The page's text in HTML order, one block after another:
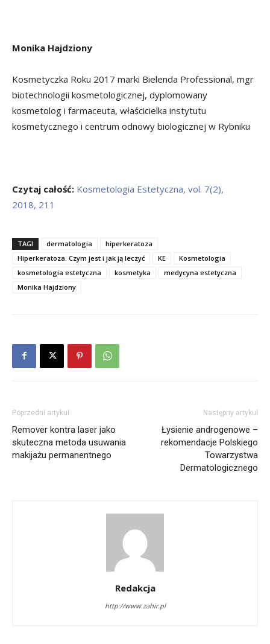
Monika Hajdziony
Kosmetyczka Roku 2017 marki Bielenda Professional, mgr
biotechnologii kosmetologicznej, dyplomowany
kosmetolog i farmaceuta, właścicielka instytutu
kosmetycznego i centrum odnowy biologicznej w Rybniku
Czytaj całość: Kosmetologia Estetyczna, vol. 7(2),
2018, 211
TAGI dermatologia
hiperkeratoza
Hiperkeratoza. Czym jest i jak ją leczyć
KE
Kosmetologia
kosmetologia estetyczna
kosmetyka
medycyna estetyczna
Monika Hajdziony
Poprzedni artykuł
Remover kontra laser jako
skuteczna metoda usuwania
makijażu permanentnego
Następny artykuł
Łysienie androgenowe –
rekomendacje Polskiego
Towarzystwa
Dermatologicznego
Redakcja
http://www.zahir.pl